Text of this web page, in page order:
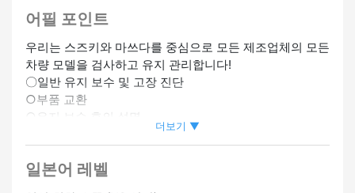
어필 포인트
우리는 스즈키와 마쓰다를 중심으로 모든 제조업체의 모든
차량 모델을 검사하고 유지 관리합니다!
〇일반 유지 보수 및 고장 진단
○부품 교환
○유지 보수 후의 설명
도와주세요 ♪
더보기 ▼
일본어 레벨